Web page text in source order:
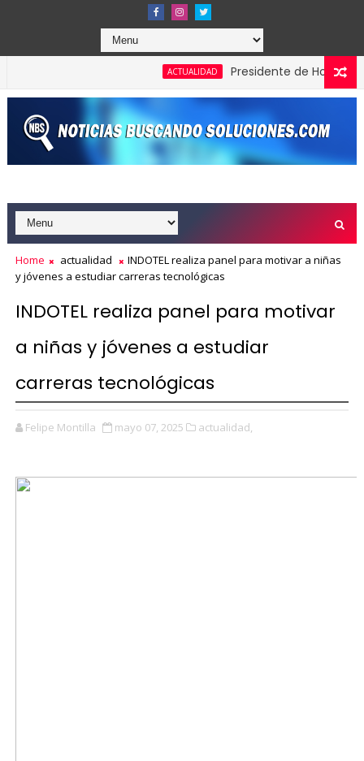
ACTUALIDAD Presidente de Honduras
Home actualidad
INDOTEL realiza panel para motivar a niñas
y jóvenes a estudiar carreras tecnológicas
INDOTEL realiza panel para motivar
a niñas y jóvenes a estudiar
carreras tecnológicas
Felipe Montilla mayo 07, 2025 actualidad,